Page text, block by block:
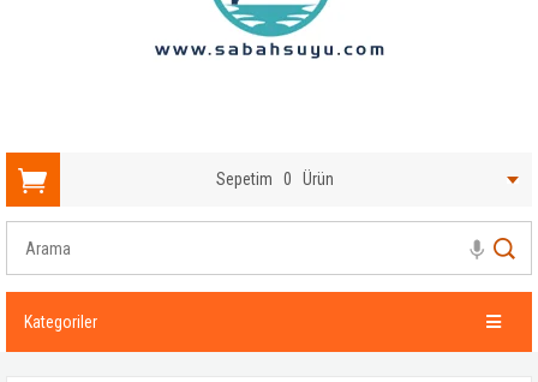
Sepetim 0 Ürün
Kategoriler